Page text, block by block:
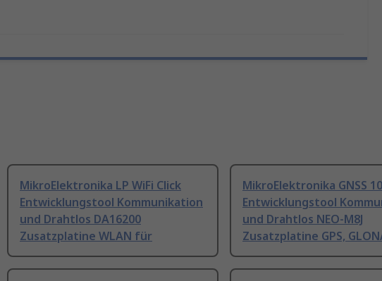
MikroElektronika LP WiFi Click
Entwicklungstool Kommunikation
und Drahtlos DA16200
Zusatzplatine WLAN für
MikroElektronika GNSS
Entwicklungstool
und Drahtlos NEO-M8J
Zusatzplatine GPS,